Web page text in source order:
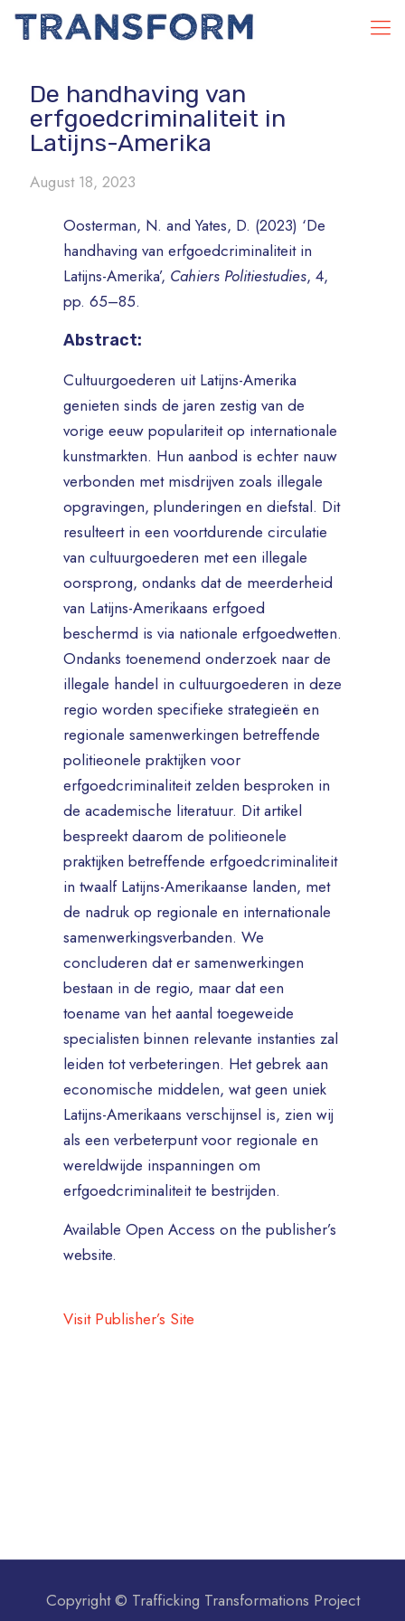
De handhaving van
erfgoedcriminaliteit in
Latijns-Amerika
August 18, 2023
Oosterman, N. and Yates, D. (2023) ‘De
handhaving van erfgoedcriminaliteit in
Latijns-Amerika’, Cahiers Politiestudies, 4,
pp. 65–85.
Abstract:
Cultuurgoederen uit Latijns-Amerika
genieten sinds de jaren zestig van de
vorige eeuw populariteit op internationale
kunstmarkten. Hun aanbod is echter nauw
verbonden met misdrijven zoals illegale
opgravingen, plunderingen en diefstal. Dit
resulteert in een voortdurende circulatie
van cultuurgoederen met een illegale
oorsprong, ondanks dat de meerderheid
van Latijns-Amerikaans erfgoed
beschermd is via nationale erfgoedwetten.
Ondanks toenemend onderzoek naar de
illegale handel in cultuurgoederen in deze
regio worden specifieke strategieën en
regionale samenwerkingen betreffende
politieonele praktijken voor
erfgoedcriminaliteit zelden besproken in
de academische literatuur. Dit artikel
bespreekt daarom de politieonele
praktijken betreffende erfgoedcriminaliteit
in twaalf Latijns-Amerikaanse landen, met
de nadruk op regionale en internationale
samenwerkingsverbanden. We
concluderen dat er samenwerkingen
bestaan in de regio, maar dat een
toename van het aantal toegeweide
specialisten binnen relevante instanties zal
leiden tot verbeteringen. Het gebrek aan
economische middelen, wat geen uniek
Latijns-Amerikaans verschijnsel is, zien wij
als een verbeterpunt voor regionale en
wereldwijde inspanningen om
erfgoedcriminaliteit te bestrijden.
Available Open Access on the publisher’s
website.
Visit Publisher’s Site
Copyright © Trafficking Transformations Project